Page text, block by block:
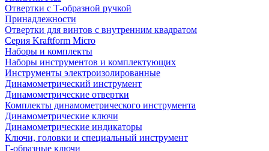
Отвертки с Т-образной ручкой
Принадлежности
Отвертки для винтов с внутренним квадратом
Серия Kraftform Micro
Наборы и комплекты
Наборы инструментов и комплектующих
Инструменты электроизолированные
Динамометрический инструмент
Динамометрические отвертки
Комплекты динамометрического инструмента
Динамометрические ключи
Динамометрические индикаторы
Ключи, головки и специальный инструмент
Г-образные ключи